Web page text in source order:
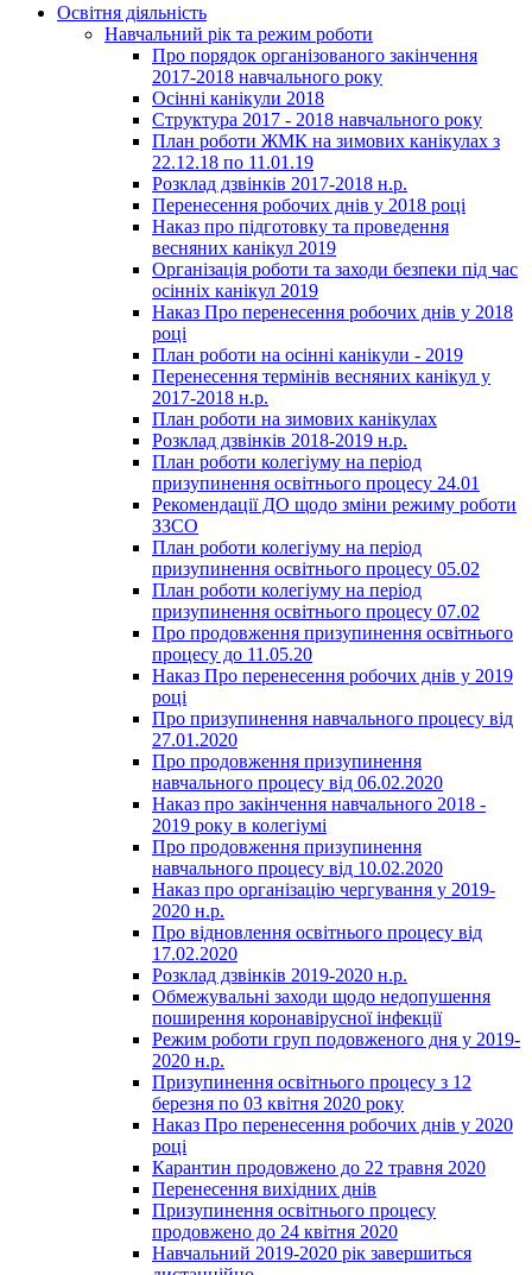
Освітня діяльність
Навчальний рік та режим роботи
Про порядок організованого закінчення
2017-2018 навчального року
Осінні канікули 2018
Структура 2017 - 2018 навчального року
План роботи ЖМК на зимових канікулах з
22.12.18 по 11.01.19
Розклад дзвінків 2017-2018 н.р.
Перенесення робочих днів у 2018 році
Наказ про підготовку та проведення
весняних канікул 2019
Організація роботи та заходи безпеки під час
осінніх канікул 2019
Наказ Про перенесення робочих днів у 2018
році
План роботи на осінні канікули - 2019
Перенесення термінів весняних канікул у
2017-2018 н.р.
План роботи на зимових канікулах
Розклад дзвінків 2018-2019 н.р.
План роботи колегіуму на період
призупинення освітнього процесу 24.01
Рекомендації ДО щодо зміни режиму роботи
ЗЗСО
План роботи колегіуму на період
призупинення освітнього процесу 05.02
План роботи колегіуму на період
призупинення освітнього процесу 07.02
Про продовження призупинення освітнього
процесу до 11.05.20
Наказ Про перенесення робочих днів у 2019
році
Про призупинення навчального процесу від
27.01.2020
Про продовження призупинення
навчального процесу від 06.02.2020
Наказ про закінчення навчального 2018 -
2019 року в колегіумі
Про продовження призупинення
навчального процесу від 10.02.2020
Наказ про організацію чергування у 2019-
2020 н.р.
Про відновлення освітнього процесу від
17.02.2020
Розклад дзвінків 2019-2020 н.р.
Обмежувальні заходи щодо недопушення
поширення коронавірусної інфекції
Режим роботи груп подовженого дня у 2019-
2020 н.р.
Призупинення освітнього процесу з 12
березня по 03 квітня 2020 року
Наказ Про перенесення робочих днів у 2020
році
Карантин продовжено до 22 травня 2020
Перенесення вихідних днів
Призупинення освітнього процесу
продовжено до 24 квітня 2020
Навчальний 2019-2020 рік завершиться